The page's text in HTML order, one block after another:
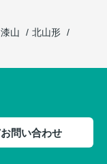
漆山
北山形
お問い合わせ